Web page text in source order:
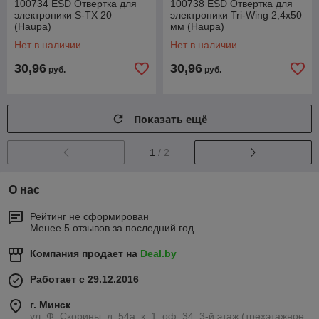
100734 ESD Отвертка для
электроники S-TX 20
(Haupa)
Нет в наличии
30,96 руб.
100738 ESD Отвертка для
электроники Tri-Wing 2,4x50
мм (Haupa)
Нет в наличии
30,96 руб.
Показать ещё
1 / 2
О нас
Рейтинг не сформирован
Менее 5 отзывов за последний год
Компания продает на Deal.by
Работает с 29.12.2016
г. Минск
ул. Ф. Скорины, д. 54а, к. 1, оф. 34, 3-й этаж (трехэтажное